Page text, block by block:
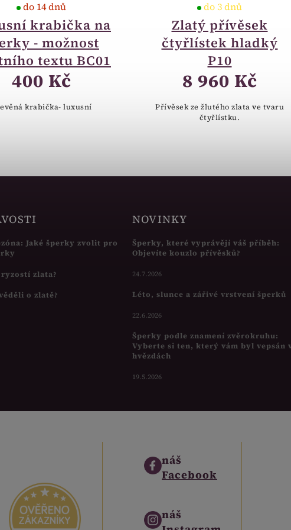
krabička na
- možnost
textu BC01
do 14 dnů
400 Kč
krabička- luxusní
Zlatý přívěsek
čtyřlístek hladký
P10
do 3 dnů
8 960 Kč
Přívěsek ze žlutého zlata ve tvaru
čtyřlístku.
Jaké šperky zvolit pro
ryzostí zlata?
o zlatě?
NOVINKY
Šperky, které vyprávějí váš příběh:
Objevíte kouzlo přívěsků?
24.7.2026
Léto, slunce a zářivé vrstvení šperků
22.6.2026
Šperky podle znamení zvěrokruhu:
Vyberte si ten, který vám byl vepsán
hvězdách
19.5.2026
náš
Facebook
náš